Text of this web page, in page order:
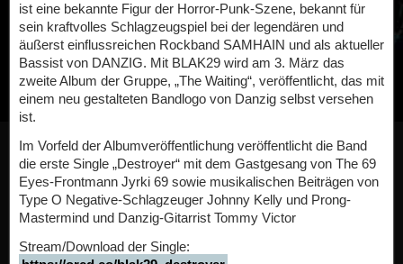
ist eine bekannte Figur der Horror-Punk-Szene, bekannt für
sein kraftvolles Schlagzeugspiel bei der legendären und
äußerst einflussreichen Rockband SAMHAIN und als aktueller
Bassist von DANZIG. Mit BLAK29 wird am 3. März das
zweite Album der Gruppe, „The Waiting“, veröffentlicht, das mit
einem neu gestalteten Bandlogo von Danzig selbst versehen
ist.
Im Vorfeld der Albumveröffentlichung veröffentlicht die Band
die erste Single „Destroyer“ mit dem Gastgesang von The 69
Eyes-Frontmann Jyrki 69 sowie musikalischen Beiträgen von
Type O Negative-Schlagzeuger Johnny Kelly und Prong-
Mastermind und Danzig-Gitarrist Tommy Victor
Stream/Download der Single: